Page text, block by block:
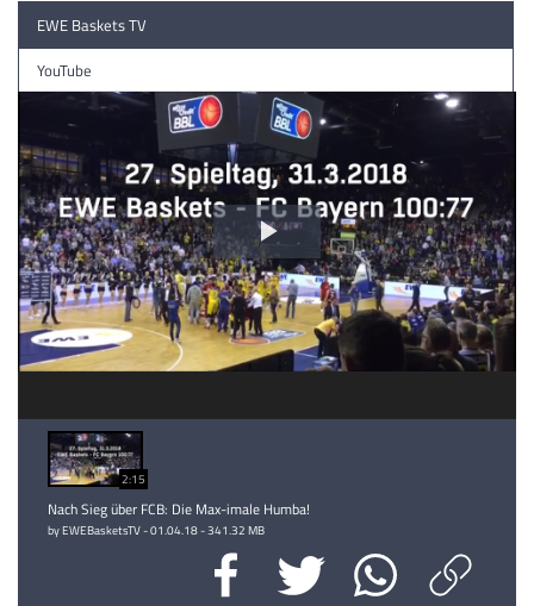
EWE Baskets TV
YouTube
Video
abspielen
2:15
Nach Sieg über FCB: Die Max-imale Humba!
by EWEBasketsTV - 01.04.18 - 341.32 MB